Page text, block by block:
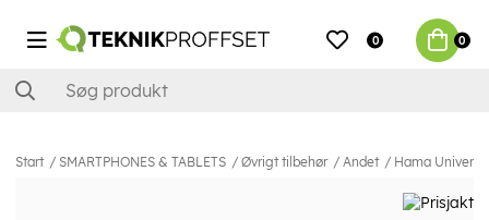
0 0
Start SMARTPHONES & TABLETS Øvrigt tilbehør Andet Hama